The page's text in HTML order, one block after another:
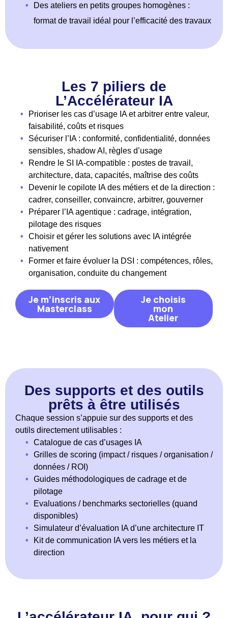
•
Des ateliers en petits groupes homogènes :
format de travail idéal pour l’efficacité des travaux
Les 7 piliers de
L’Accélérateur IA
•
Prioriser les cas d’usage IA et arbitrer entre valeur,
faisabilité, coûts et risques
•
Sécuriser l’IA : conformité, confidentialité, données
sensibles, shadow AI, règles d’usage
•
Rendre le SI IA-compatible : postes de travail,
architecture, data, capacités, maîtrise des coûts
•
Devenir le copilote IA des métiers et de la direction :
cadrer, conseiller, convaincre, arbitrer, gouverner
•
Préparer l’IA agentique : cadrage, intégration,
pilotage des risques
•
Choisir et gérer les solutions avec IA intégrée
nativement
•
Former et faire évoluer la DSI : compétences, rôles,
organisation, conduite du changement
Je m’inscris aux
Masterclass
Je choisis
mon
Atelier
Des supports et des outils
prêts à être utilisés
Chaque session s’appuie sur des supports et des
outils directement utilisables :
•
Catalogue de cas d’usages IA
•
Grilles de scoring (impact / risques / organisation /
données / ROI)
•
Guides méthodologiques de cadrage et de
pilotage
•
Evaluations / benchmarks sectorielles (quand
disponibles)
•
Simulateur d’évaluation IA d’une architecture IT
•
Kit de communication IA vers les métiers et la
direction